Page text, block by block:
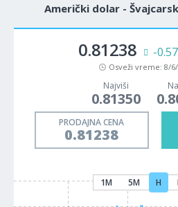
Američki dolar -
0.81238 -
Osveži vreme: 8/
Najviši
0.81350
PRODAJNA CENA
0.81238
1M 5M H